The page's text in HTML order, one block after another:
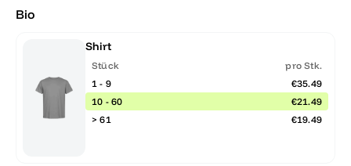
Bio
Shirt
Stück
pro Stk.
1 - 9
€35.49
10 - 60
€21.49
> 61
€19.49